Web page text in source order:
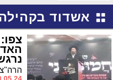
אשדוד